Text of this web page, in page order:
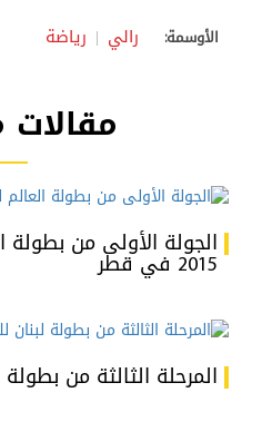
الأوسمة: رالي رياضة
مقالات
الجولة الأولى من
2015 في قطر
المرحلة الثالثة من بطولة